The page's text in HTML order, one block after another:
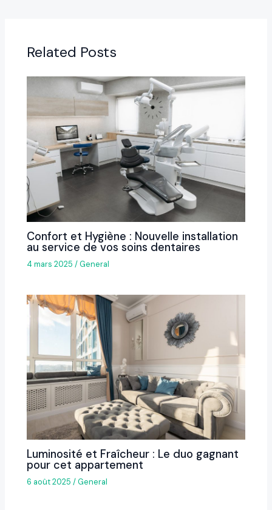
Related Posts
Confort et Hygiène : Nouvelle installation
au service de vos soins dentaires
4 mars 2025/General
Luminosité et Fraîcheur : Le duo gagnant
pour cet appartement
6 août 2025/General